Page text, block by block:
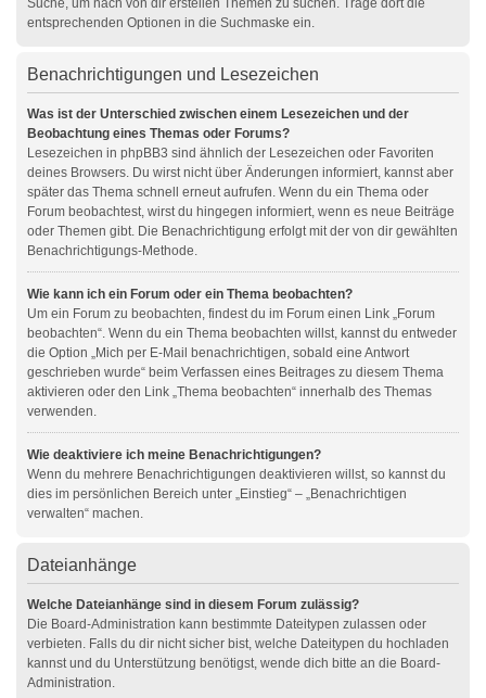
Suche, um nach von dir erstellen Themen zu suchen. Trage dort die
entsprechenden Optionen in die Suchmaske ein.
Benachrichtigungen und Lesezeichen
Was ist der Unterschied zwischen einem Lesezeichen und der
Beobachtung eines Themas oder Forums?
Lesezeichen in phpBB3 sind ähnlich der Lesezeichen oder Favoriten
deines Browsers. Du wirst nicht über Änderungen informiert, kannst aber
später das Thema schnell erneut aufrufen. Wenn du ein Thema oder
Forum beobachtest, wirst du hingegen informiert, wenn es neue Beiträge
oder Themen gibt. Die Benachrichtigung erfolgt mit der von dir gewählten
Benachrichtigungs-Methode.
Wie kann ich ein Forum oder ein Thema beobachten?
Um ein Forum zu beobachten, findest du im Forum einen Link „Forum
beobachten“. Wenn du ein Thema beobachten willst, kannst du entweder
die Option „Mich per E-Mail benachrichtigen, sobald eine Antwort
geschrieben wurde“ beim Verfassen eines Beitrages zu diesem Thema
aktivieren oder den Link „Thema beobachten“ innerhalb des Themas
verwenden.
Wie deaktiviere ich meine Benachrichtigungen?
Wenn du mehrere Benachrichtigungen deaktivieren willst, so kannst du
dies im persönlichen Bereich unter „Einstieg“ – „Benachrichtigen
verwalten“ machen.
Dateianhänge
Welche Dateianhänge sind in diesem Forum zulässig?
Die Board-Administration kann bestimmte Dateitypen zulassen oder
verbieten. Falls du dir nicht sicher bist, welche Dateitypen du hochladen
kannst und du Unterstützung benötigst, wende dich bitte an die Board-
Administration.